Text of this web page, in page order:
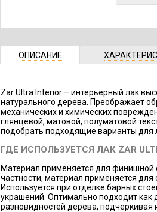
ОПИСАНИЕ
Zar Ultra Interior – интерьерный лак
натурального дерева. Преображает
механических и химических
глянцевой, матовой, полуматовой
подобрать подходящие варианты для
ГДЕ ИСПОЛЬЗУЕТСЯ ЛАК ZAR
Материал применяется для финишной
частности, материал применяется
Используется при отделке барных
украшений. Оптимально подходит как
разновидностей дерева, подчеркивая